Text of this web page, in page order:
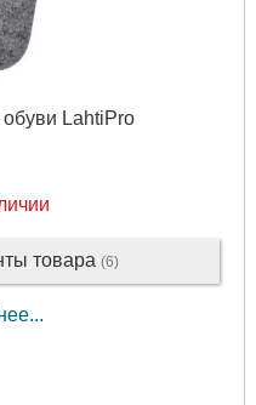
LahtiPro
товара (6)